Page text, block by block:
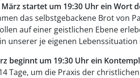
startet um 19:30 Uhr ein Wort
das selbstgebackene Brot von
auf einer geistlichen Ebene
unserer je eigenen Lebenssituation
beginnt um 19:30 Uhr ein
Tage, um die Praxis der